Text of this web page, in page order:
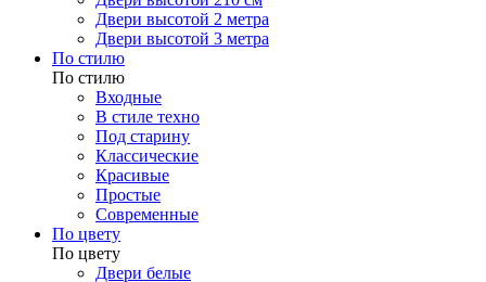
Двери высотой 2 метра
Двери высотой 3 метра
По стилю
По стилю
Входные
В стиле техно
Под старину
Классические
Красивые
Простые
Современные
По цвету
По цвету
Двери белые